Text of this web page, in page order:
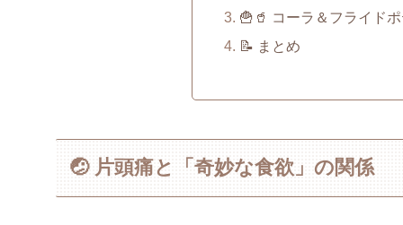
🍟🥤 コーラ＆フライド
📝 まとめ
🤕 片頭痛と「奇妙な食欲」の関係